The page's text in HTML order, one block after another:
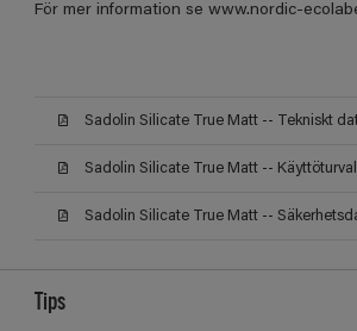
För mer information se www.nordic-
Sadolin Silicate True Matt -- Tekniskt
Sadolin Silicate True Matt --
Sadolin Silicate True Matt --
Tips